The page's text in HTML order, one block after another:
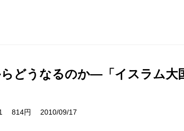
どうなるのか―「イスラム大
1 814円 2010/09/17